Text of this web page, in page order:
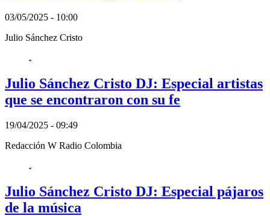
03/05/2025 - 10:00
Julio Sánchez Cristo
Julio Sánchez Cristo DJ: Especial artistas
que se encontraron con su fe
19/04/2025 - 09:49
Redacción W Radio Colombia
Julio Sánchez Cristo DJ: Especial pájaros
de la música